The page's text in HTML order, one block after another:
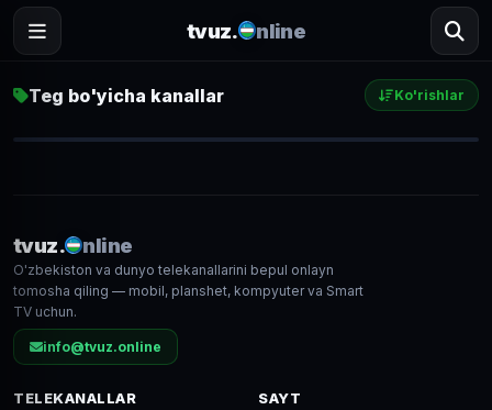
tvuz. nline
Teg bo'yicha kanallar Ko'rishlar
HD
Kinoteatr
tvuz. nline
O'zbekiston va dunyo telekanallarini bepul onlayn
tomosha qiling — mobil, planshet, kompyuter va Smart
TV uchun.
info@tvuz.online
TELEKANALLAR SAYT